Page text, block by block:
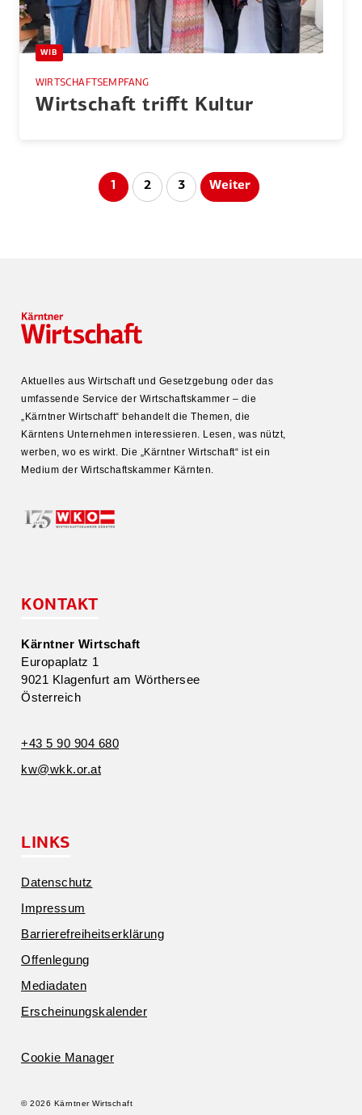
WIB
WIRTSCHAFTSEMPFANG
Wirtschaft trifft Kultur
Seitennummerierung
1 2 3 Weiter
Aktuelles aus Wirtschaft und Gesetz­gebung oder das
umfas­sende Service der Wirtschafts­kammer – die
„Kärntner Wirtschaft“ behandelt die Themen, die
Kärntens Unter­nehmen inter­es­sieren. Lesen, was nützt,
werben, wo es wirkt. Die „Kärntner Wirtschaft“ ist ein
Medium der Wirtschafts­kammer Kärnten.
KONTAKT
Kärntner Wirtschaft
Europa­platz 1
9021 Klagenfurt am Wörthersee
Öster­reich
+43 5 90 904 680
kw@​wkk.​or.​at
LINKS
Daten­schutz
Impressum
Barrie­re­frei­heits­er­klärung
Offen­legung
Media­daten
Erschei­nungs­ka­lender
Cookie Manager
© 2026 Kärntner Wirtschaft